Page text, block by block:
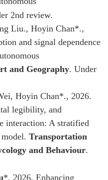
2nd review.
Liu., Hoyin Chan*.,
and signal dependence
and Geography. Under
Hoyin Chan*., 2026.
legibility, and
interaction: A stratified
model.Transportation
and Behaviour.
*. 2026. Enhancing